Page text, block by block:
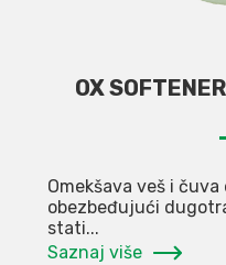
OX
Omekšava veš i
obezbeđujući
stati...
Saznaj više